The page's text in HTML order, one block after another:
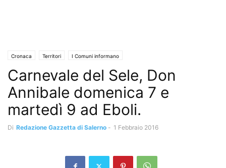
Cronaca Territori I Comuni informano
Carnevale del Sele, Don
Annibale domenica 7 e
martedì 9 ad Eboli.
Di Redazione Gazzetta di Salerno - 1 Febbraio 2016